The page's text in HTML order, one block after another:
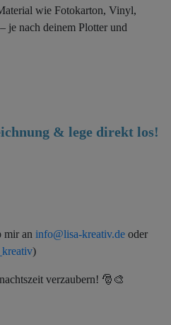
wie Fotokarton, Vinyl,
je nach deinem Plotter und
& lege direkt los!
mir an info@lisa-kreativ.de oder
)
verzaubern! 🎅🎨